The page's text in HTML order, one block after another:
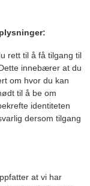
rett til å få tilgang til
innebærer at du
om hvor du kan
til å be om
identiteten
dersom tilgang
at vi har